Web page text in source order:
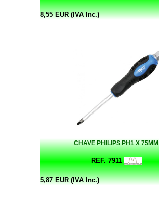
8,55 EUR (IVA Inc.)
CHAVE PHILIPS PH1 X 75MM
REF. 7911
5,87 EUR (IVA Inc.)